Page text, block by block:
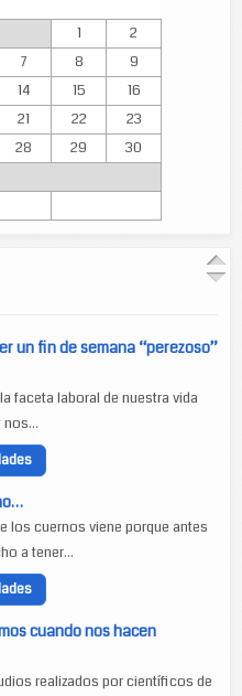
1
2
7 8
9
14 15
16
21 22
23
28 29
30
un fin de semana “perezoso”
faceta laboral de nuestra vida
los cuernos viene porque antes
a tener...
cuando nos hacen
realizados por científicos de